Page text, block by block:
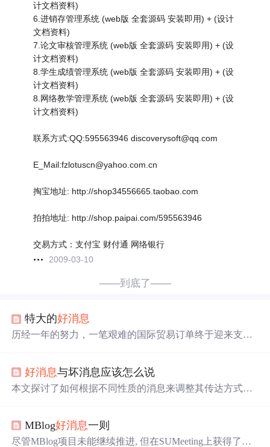
计文档资料)
6.进销存管理系统 (web版 全套源码 安装即用) + (设计
文档资料)
7.论文审核管理系统 (web版 全套源码 安装即用) + (设
计文档资料)
8.学生成绩管理系统 (web版 全套源码 安装即用) + (设
计文档资料)
8.网络教学管理系统 (web版 全套源码 安装即用) + (设
计文档资料)
联系方式:QQ:595563946 discoverysoft@qq.com
E_Mail:fzlotuscn@yahoo.com.cn
掏宝地址: http://shop34556665.taobao.com
拍拍地址: http://shop.paipai.com/595563946
交易方式：支付宝 财付通 网络银行
2009-03-10
——到底了——
特大的好消息
历经一年的努力，一笔艰难的国际贸易订单终于迎来支付
懈的努力下，最终克服重重困难，实现了交易的成功。
好消息与坏消息应该怎么说
本文探讨了如何根据不同性质的消息来调整其传达方式。
存的情况，则需依据好消息
是否分开传达。
MBlog好消息一则
尽管MBlog项目未能继续推进, 但在SUMeeting上获得了意